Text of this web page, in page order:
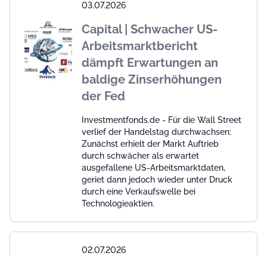
03.07.2026
Capital | Schwacher US-
Arbeitsmarktbericht
dämpft Erwartungen an
baldige Zinserhöhungen
der Fed
Investmentfonds.de - Für die Wall Street
verlief der Handelstag durchwachsen:
Zunächst erhielt der Markt Auftrieb
durch schwächer als erwartet
ausgefallene US-Arbeitsmarktdaten,
geriet dann jedoch wieder unter Druck
durch eine Verkaufswelle bei
Technologieaktien.
02.07.2026